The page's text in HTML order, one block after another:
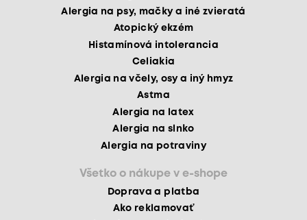
Alergia na psy, mačky a iné zvieratá
Atopický ekzém
Histamínová intolerancia
Celiakia
Alergia na včely, osy a iný hmyz
Astma
Alergia na latex
Alergia na slnko
Alergia na potraviny
Všetko o nákupe v e-shope
Doprava a platba
Ako reklamovať